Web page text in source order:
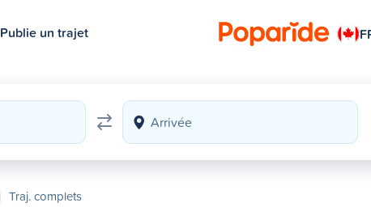
Publie un trajet
Traj. complets